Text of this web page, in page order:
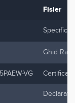
Fisier
Ghid
VG Certificat